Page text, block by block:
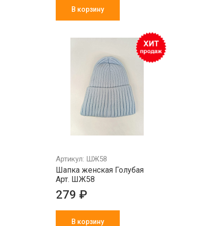
В корзину
Артикул: ШЖ58
Шапка женская Голубая
Арт. ШЖ58
279 ₽
В корзину